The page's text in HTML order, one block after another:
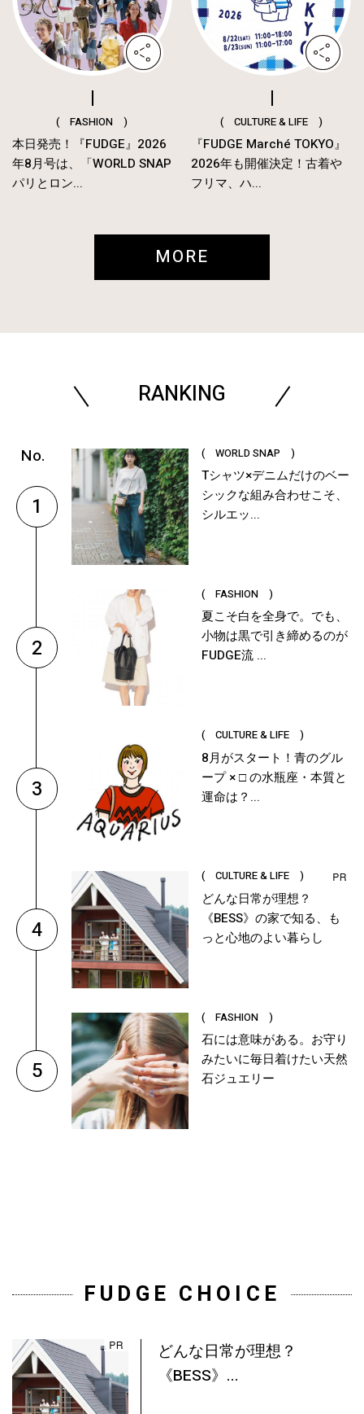
( FASHION )
本日発売！『FUDGE』2026
年8月号は、「WORLD SNAP
パリとロン...
( CULTURE & LIFE )
『FUDGE Marché TOKYO』
2026年も開催決定！古着や
フリマ、ハ...
MORE
RANKING
1
( WORLD SNAP )
Tシャツ×デニムだけのベー
シックな組み合わせこそ、
シルエッ...
2
( FASHION )
夏こそ白を全身で。でも、
小物は黒で引き締めるのが
FUDGE流 ...
3
( CULTURE & LIFE )
8月がスタート！青のグル
ープ × □ の水瓶座・本質と
運命は？...
4
( CULTURE & LIFE )
どんな日常が理想？
《BESS》の家で知る、も
っと心地のよい暮らし
5
( FASHION )
石には意味がある。お守り
みたいに毎日着けたい天然
石ジュエリー
FUDGE CHOICE
どんな日常が理想？
《BESS》...